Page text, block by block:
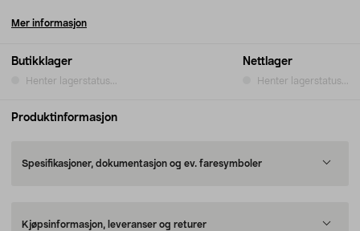
Butikklager
Henter lagerstatus...
Nettlager
Henter lagerstatus...
Mer informasjon
Produktinformasjon
Spesifikasjoner, dokumentasjon og ev. faresymboler
Kjøpsinformasjon, leveranser og returer